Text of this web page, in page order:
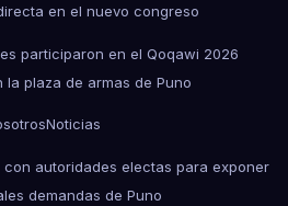
en el nuevo congreso
participaron en el Qoqawi 2026
la plaza de armas de Puno
Noticias
autoridades electas para exponer
demandas de Puno